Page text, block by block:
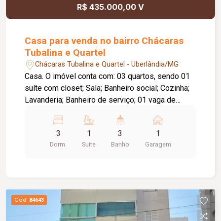
R$ 435.000,00 V
Casa para venda no bairro Chácaras
Tubalina e Quartel
Chácaras Tubalina e Quartel - Uberlândia/MG
Casa. O imóvel conta com: 03 quartos, sendo 01
suíte com closet; Sala; Banheiro social; Cozinha;
Lavanderia; Banheiro de serviço; 01 vaga de
Bancadas em granito; Ambientes amplos e bem
distribuídos, proporcionando conforto e
praticidade. Informações complementares:
3
Dorm.
1
Suite
3
Banho
1
Garagem
Cód. 84643